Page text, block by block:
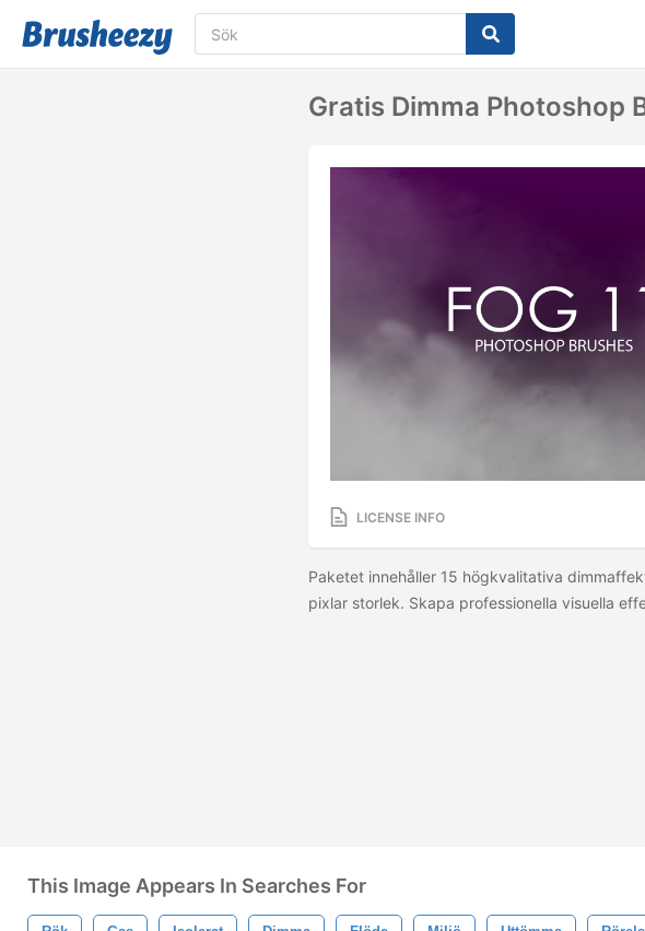
Gratis Dimma Photoshop
LICENSE INFO
Paketet innehåller 15 högkvalitativa
pixlar storlek. Skapa professionella visuella
This Image Appears In Searches For